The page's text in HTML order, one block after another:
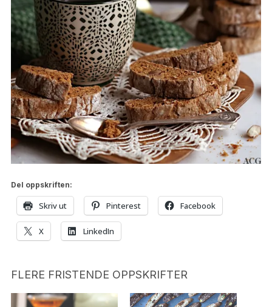
Del oppskriften:
Skriv ut Pinterest Facebook
X LinkedIn
FLERE FRISTENDE OPPSKRIFTER